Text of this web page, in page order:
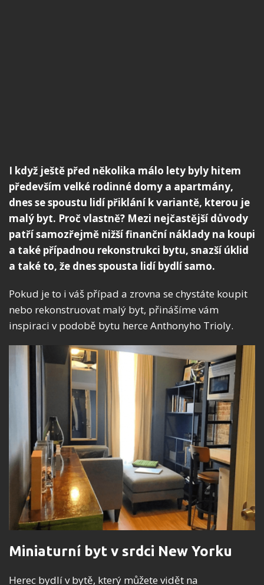
I když ještě před několika málo lety byly hitem
především velké rodinné domy a apartmány,
dnes se spoustu lidí přiklání k variantě, kterou je
malý byt. Proč vlastně? Mezi nejčastější důvody
patří samozřejmě nižší finanční náklady na koupi
a také případnou rekonstrukci bytu, snazší úklid
a také to, že dnes spousta lidí bydlí samo.
Pokud je to i váš případ a zrovna se chystáte koupit
nebo rekonstruovat malý byt, přinášíme vám
inspiraci v podobě bytu herce Anthonyho Trioly.
Miniaturní byt v srdci New Yorku
Herec bydlí v bytě, který můžete vidět na